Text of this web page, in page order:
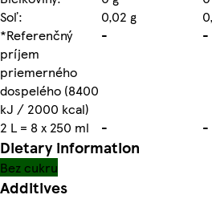
Soľ:
0,02 g
*Referenčný
príjem
priemerného
dospelého (8400
kJ / 2000 kcal)
- -
2 L = 8 x 250 ml - -
Dietary information
Bez cukru
Additives